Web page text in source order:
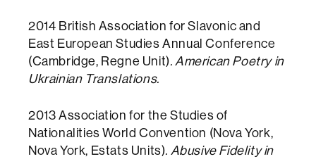
2014 British Association for Slavonic and
East European Studies Annual Conference
(Cambridge, Regne Unit). American Poetry in
Ukrainian Translations.
2013 Association for the Studies of
Nationalities World Convention (Nova York,
Nova York, Estats Units). Abusive Fidelity in